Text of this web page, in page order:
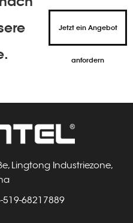
Jetzt ein Angebot
anfordern
Lingtong Industriezone,
519-68217889